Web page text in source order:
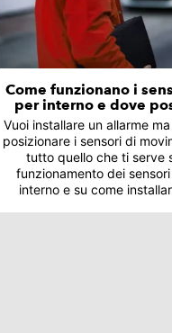
Come funzionano i
per interno e dove
Vuoi installare un allarme
posizionare i sensori di
tutto quello che ti serve
funzionamento dei
interno e su come